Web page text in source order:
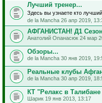
Лучший тренер...
Здесь вы узнаете кто
de la Mancha 26 апр 2019,
АФГАНИСТАН! Д1
Анатолий Опанасюк 24 мар
Обзоры...
de la Mancha 30 янв 2019,
Реальные клубы
de la Mancha 30 апр 2019,
КТ "Релакс в
Шарик 19 янв 2013, 13:17